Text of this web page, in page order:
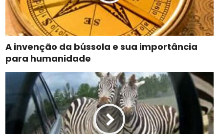
A invenção da bússola e sua importância
para humanidade